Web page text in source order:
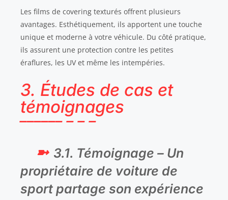
Les films de covering texturés offrent plusieurs
avantages. Esthétiquement, ils apportent une touche
unique et moderne à votre véhicule. Du côté pratique,
ils assurent une protection contre les petites
éraflures, les UV et même les intempéries.
3. Études de cas et
témoignages
3.1. Témoignage – Un
propriétaire de voiture de
sport partage son expérience